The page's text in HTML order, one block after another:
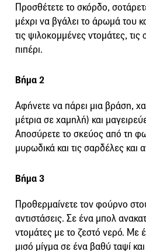
Προσθέτετε το σκόρδο,
μέχρι να βγάλει το άρωμά του
τις ψιλοκομμένες ντομάτες, τις
πιπέρι.
Βήμα 2
Αφήνετε να πάρει μια βράση,
μέτρια σε χαμηλή) και
Αποσύρετε το σκεύος από τη
μυρωδικά και τις σαρδέλες και
Βήμα 3
Προθερμαίνετε τον φούρνο
αντιστάσεις. Σε ένα μπολ
ντομάτες με το ζεστό νερό. Με
μισό μίγμα σε ένα βαθύ ταψί και